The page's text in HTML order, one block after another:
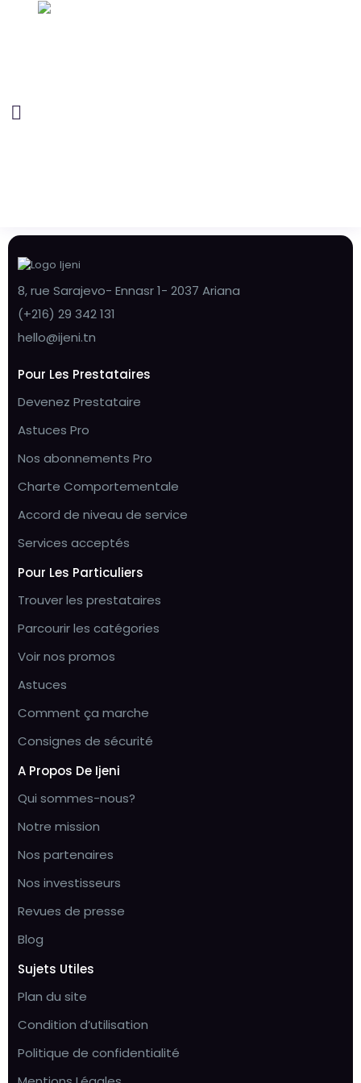
8, rue Sarajevo- Ennasr 1- 2037 Ariana
(+216) 29 342 131
hello@ijeni.tn
Pour Les Prestataires
Devenez Prestataire
Astuces Pro
Nos abonnements Pro
Charte Comportementale
Accord de niveau de service
Services acceptés
Pour Les Particuliers
Trouver les prestataires
Parcourir les catégories
Voir nos promos
Astuces
Comment ça marche
Consignes de sécurité
A Propos De Ijeni
Qui sommes-nous?
Notre mission
Nos partenaires
Nos investisseurs
Revues de presse
Blog
Sujets Utiles
Plan du site
Condition d’utilisation
Politique de confidentialité